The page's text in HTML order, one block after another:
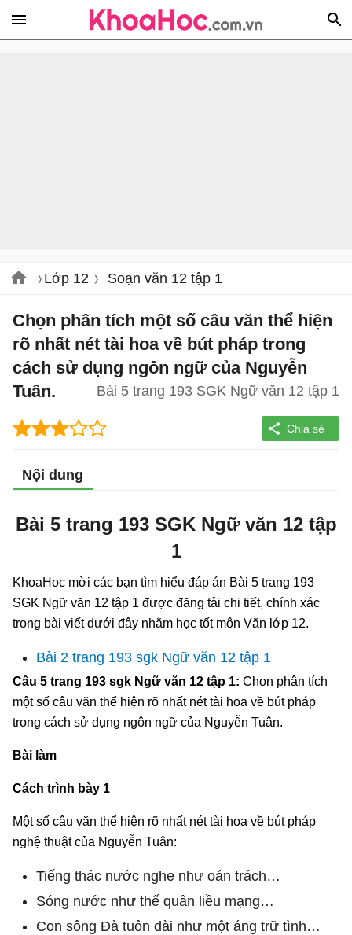
Lớp 12 Soạn văn 12 tập 1
Chọn phân tích một số câu văn thể hiện
rõ nhất nét tài hoa về bút pháp trong
cách sử dụng ngôn ngữ của Nguyễn
Tuân.
Bài 5 trang 193 SGK Ngữ văn 12 tập 1
Nội dung
Bài 5 trang 193 SGK Ngữ văn 12 tập
1
KhoaHoc mời các bạn tìm hiểu đáp án Bài 5 trang 193
SGK Ngữ văn 12 tập 1 được đăng tải chi tiết, chính xác
trong bài viết dưới đây nhằm học tốt môn Văn lớp 12.
Bài 2 trang 193 sgk Ngữ văn 12 tập 1
Câu 5 trang 193 sgk Ngữ văn 12 tập 1: Chọn phân tích
một số câu văn thể hiện rõ nhất nét tài hoa về bút pháp
trong cách sử dụng ngôn ngữ của Nguyễn Tuân.
Bài làm
Cách trình bày 1
Một số câu văn thể hiện rõ nhất nét tài hoa về bút pháp
nghệ thuật của Nguyễn Tuân:
Tiếng thác nước nghe như oán trách…
Sóng nước như thế quân liều mạng…
Con sông Đà tuôn dài như một áng trữ tình…